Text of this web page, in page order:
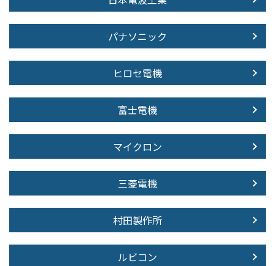
パナソニック
ヒロセ電機
富士電機
マイクロン
三菱電機
村田製作所
ルビコン